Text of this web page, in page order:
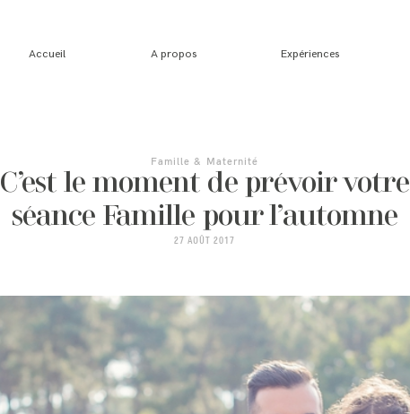
Accueil A propos Expériences
Famille & Maternité
C’est le moment de prévoir votre
séance Famille pour l’automne
27 AOÛT 2017